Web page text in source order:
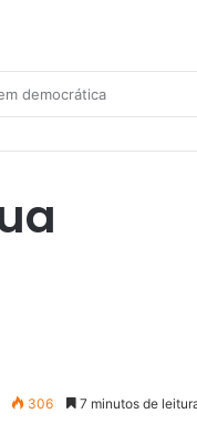
venezuelano
306 7 minutos de